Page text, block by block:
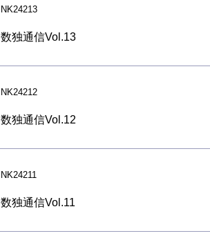
NK24213
数独通信Vol.13
NK24212
数独通信Vol.12
NK24211
数独通信Vol.11